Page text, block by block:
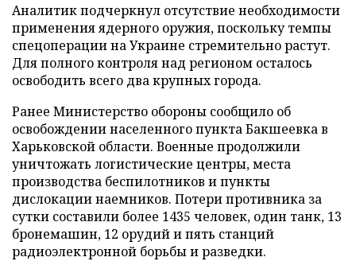
Аналитик подчеркнул отсутствие необходимости
применения ядерного оружия, поскольку темпы
спецоперации на Украине стремительно растут.
Для полного контроля над регионом осталось
освободить всего два крупных города.
Ранее Министерство обороны сообщило об
освобождении населенного пункта Бакшеевка в
Харьковской области. Военные продолжили
уничтожать логистические центры, места
производства беспилотников и пункты
дислокации наемников. Потери противника за
сутки составили более 1435 человек, один танк, 13
бронемашин, 12 орудий и пять станций
радиоэлектронной борьбы и разведки.